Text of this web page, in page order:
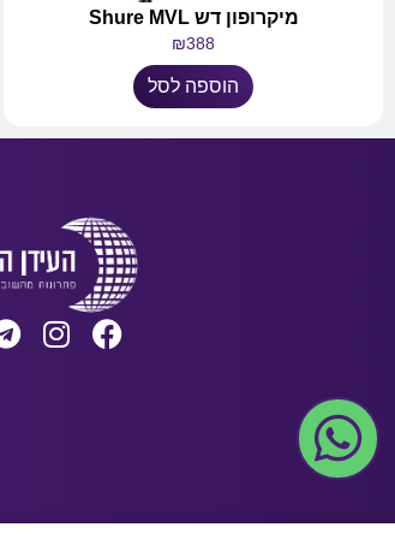
מיקרופון דש Shure MVL
₪388
הוספה לסל